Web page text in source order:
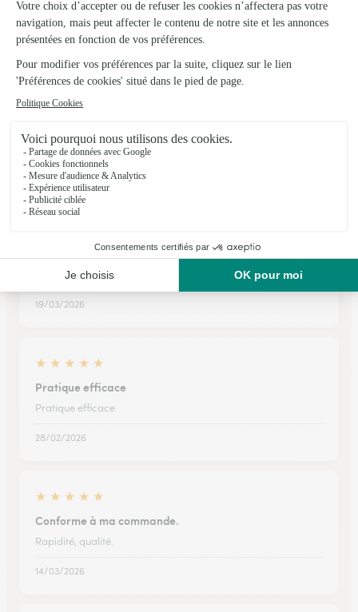
11, place de l'Hôtel de Ville
Voir la boutique
Roulans
★ ★ ★ ★
Fleurs de grande qualité et très fraîches. Livraison
impeccable.
19/03/2026
★ ★ ★ ★ ★
Pratique efficace
Pratique efficace
28/02/2026
★ ★ ★ ★ ★
Conforme à ma commande.
Rapidité, qualité.
14/03/2026